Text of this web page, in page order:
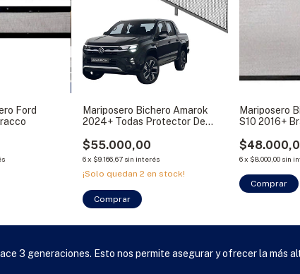
Ford
Mariposero Bichero Amarok
2024+ Todas Protector De
$55.000,00
6x $9.166,67 sin interés
¡Solo quedan 2 en stock!
Mariposero
S10 2016+
6x $8.000,00 sin
3 generaciones. Esto nos permite asegurar y ofrecer la más